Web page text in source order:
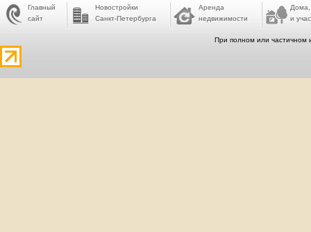
Главный
сайт
Новостройки
Санкт-Петербурга
Аренда
недвижимости
Дома,
и
При полном или частичном